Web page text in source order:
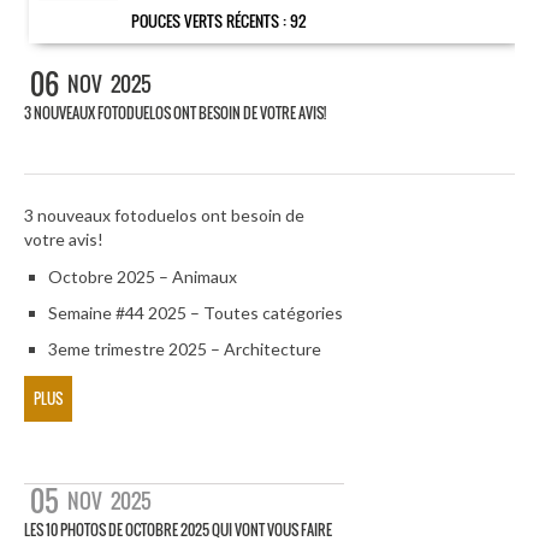
POUCES VERTS RÉCENTS :92
06 NOV 2025
3 NOUVEAUX FOTODUELOS ONT BESOIN DE VOTRE AVIS!
3 nouveaux fotoduelos ont besoin de
votre avis!
Octobre 2025 – Animaux
Semaine #44 2025 – Toutes catégories
3eme trimestre 2025 – Architecture
PLUS
05 NOV 2025
LES 10 PHOTOS DE OCTOBRE 2025 QUI VONT VOUS FAIRE